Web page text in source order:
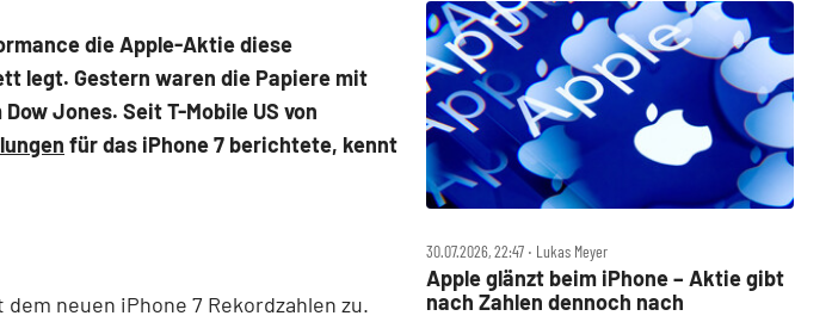
die Apple-Aktie diese
legt. Gestern waren die Papiere mit
Jones. Seit T-Mobile US von
für das iPhone 7 berichtete, kennt
neuen iPhone 7 Rekordzahlen zu.
30.07.2026, 22:47 ‧ Lukas Meyer
Apple glänzt beim iPhone – Aktie gibt
nach Zahlen dennoch nach